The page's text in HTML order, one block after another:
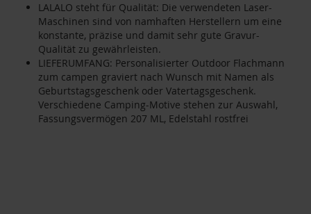
LALALO steht für Qualität: Die verwendeten Laser-
Maschinen sind von namhaften Herstellern um eine
konstante, präzise und damit sehr gute Gravur-
Qualität zu gewährleisten.
LIEFERUMFANG: Personalisierter Outdoor Flachmann
zum campen graviert nach Wunsch mit Namen als
Geburtstagsgeschenk oder Vatertagsgeschenk.
Verschiedene Camping-Motive stehen zur Auswahl,
Fassungsvermögen 207 ML, Edelstahl rostfrei